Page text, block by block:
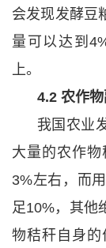
会发现发酵豆
量可以达到
上。
4.2 农作
我国农业
大量的农作
3%左右，而
足10%，其他
物秸秆自身